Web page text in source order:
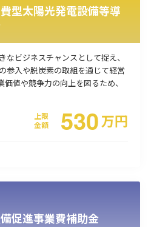
型太陽光発電設備等導
なビジネスチャンスとして捉え、
参入や脱炭素の取組を通じて経営
値や競争力の向上を図るため、
上限
金額
530万円
促進事業費補助金